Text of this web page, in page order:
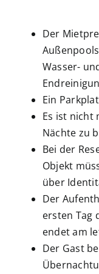
Der
Wasser-
Ein
Es ist nicht
Nächte zu
Bei der
Objekt
über
Der
ersten Tag
endet am
Der Gast